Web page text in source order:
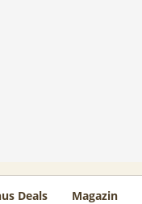
Deals Magazin